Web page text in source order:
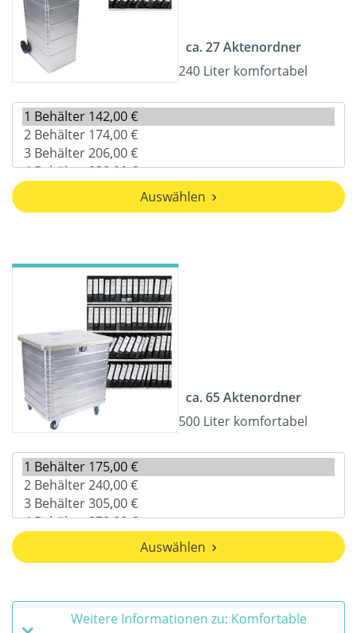
ca. 27 Aktenordner
240 Liter komfortabel
Auswählen
ca. 65 Aktenordner
500 Liter komfortabel
Auswählen
Weitere Informationen zu: Komfortable